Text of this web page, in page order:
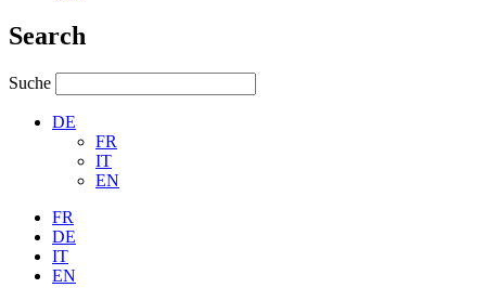
Search
Suche
DE
FR
IT
EN
FR
DE
IT
EN